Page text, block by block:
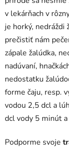
v lekárňach v
je horký, nedráždi
prečistiť nám
zápale žalúdka,
nadúvaní,
nedostatku
forme čaju, resp.
vodou 2,5 dcl a
dcl vody 5 minút
Podporme svoje